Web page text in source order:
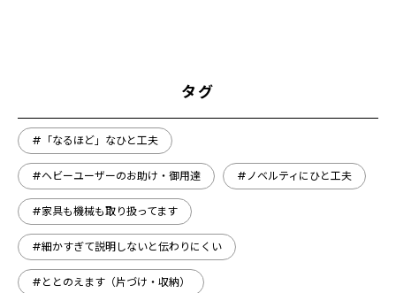
タグ
#「なるほど」なひと工夫
#ヘビーユーザーのお助け・御用達 #ノベルティにひと工夫
#家具も機械も取り扱ってます
#細かすぎて説明しないと伝わりにくい
#ととのえます（片づけ・収納）